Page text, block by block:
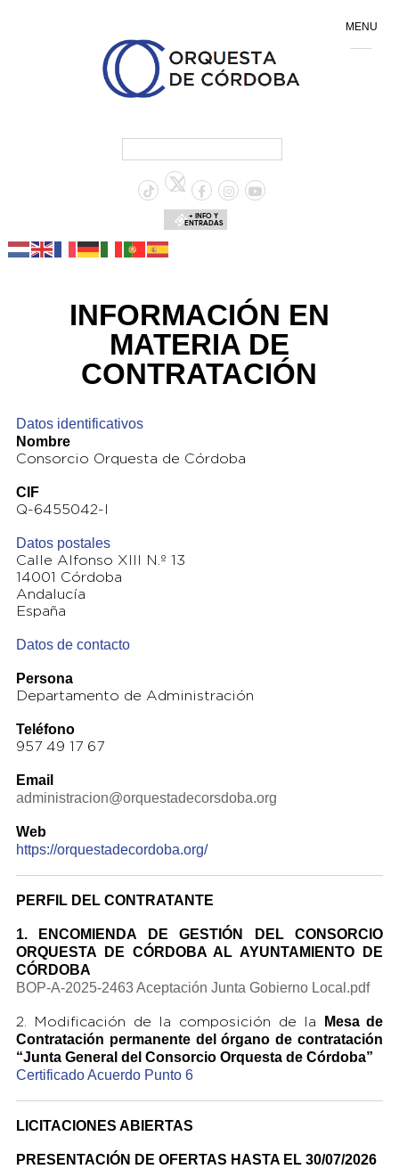
+ INFO Y
ENTRADAS
INFORMACIÓN EN
MATERIA DE
CONTRATACIÓN
Datos identificativos
Nombre
Consorcio Orquesta de Córdoba
CIF
Q-6455042-I
Datos postales
Calle Alfonso XIII N.º 13
14001 Córdoba
Andalucía
España
Datos de contacto
Persona
Departamento de Administración
Teléfono
957 49 17 67
Email
administracion@orquestadecorsdoba.org
Web
https://orquestadecordoba.org/
PERFIL DEL CONTRATANTE
1. ENCOMIENDA DE GESTIÓN DEL CONSORCIO
ORQUESTA DE CÓRDOBA AL AYUNTAMIENTO DE
CÓRDOBA
BOP-A-2025-2463 Aceptación Junta Gobierno Local.pdf
2. Modificación de la composición de la
Mesa de
Contratación permanente del órganode contratación
“Junta General del Consorcio Orquesta de Córdoba”
Certificado Acuerdo Punto 6
LICITACIONES ABIERTAS
PRESENTACIÓN DE OFERTAS HASTA EL 30/07/2026
MENU